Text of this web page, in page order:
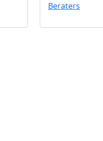
Beraters